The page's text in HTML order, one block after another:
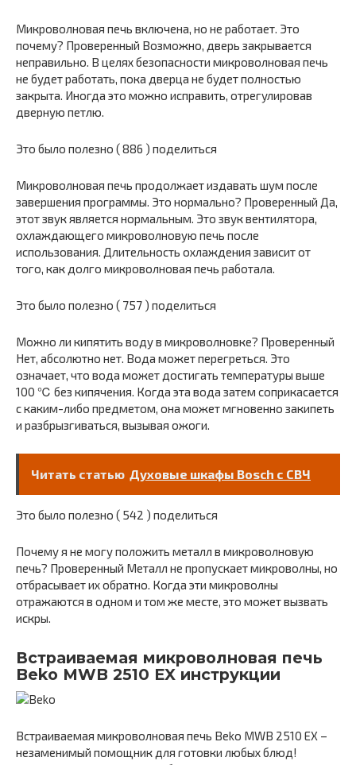
Микроволновая печь включена, но не работает. Это
почему? Проверенный Возможно, дверь закрывается
неправильно. В целях безопасности микроволновая печь
не будет работать, пока дверца не будет полностью
закрыта. Иногда это можно исправить, отрегулировав
дверную петлю.
Это было полезно ( 886 ) поделиться
Микроволновая печь продолжает издавать шум после
завершения программы. Это нормально? Проверенный Да,
этот звук является нормальным. Это звук вентилятора,
охлаждающего микроволновую печь после
использования. Длительность охлаждения зависит от
того, как долго микроволновая печь работала.
Это было полезно ( 757 ) поделиться
Можно ли кипятить воду в микроволновке? Проверенный
Нет, абсолютно нет. Вода может перегреться. Это
означает, что вода может достигать температуры выше
100 ℃ без кипячения. Когда эта вода затем соприкасается
с каким-либо предметом, она может мгновенно закипеть
и разбрызгиваться, вызывая ожоги.
Читать статью Духовые шкафы Bosch с СВЧ
Это было полезно ( 542 ) поделиться
Почему я не могу положить металл в микроволновую
печь? Проверенный Металл не пропускает микроволны, но
отбрасывает их обратно. Когда эти микроволны
отражаются в одном и том же месте, это может вызвать
искры.
Встраиваемая микроволновая печь
Beko MWB 2510 EX инструкции
Встраиваемая микроволновая печь Beko MWB 2510 EX –
незаменимый помощник для готовки любых блюд!